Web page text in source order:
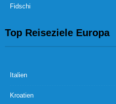
Fidschi
Top Reiseziele Europa
Italien
Kroatien